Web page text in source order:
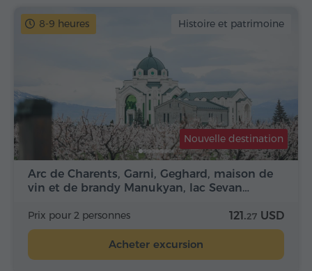
8-9 heures Histoire et patrimoine
Arc de Charents, Garni, Geghard, maison de
vin et de brandy Manukyan, lac Sevan…
Nouvelle destination
Prix pour 2 personnes 121.27 USD
Acheter excursion